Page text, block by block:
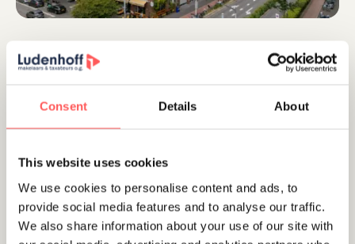
Consent Details About
This website uses cookies
We use cookies to personalise content and ads, to
provide social media features and to analyse our traffic.
We also share information about your use of our site with
Beschikbaar
Utrecht
Vondellaan 53 B
€ 400.000 ,- k.k.